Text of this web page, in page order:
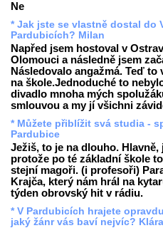
Ne
* Jak jste se vlastně dostal do
Pardubicích? Milan
Napřed jsem hostoval v
Olomouci a následně jsem
Následovalo angažmá. Teď
na škole.Jednoduché to
divadlo mnoha mých
smlouvou a my jí všichni
* Můžete přiblížit svá studia -
Pardubice
Ježiš, to je na dlouho.
protože po té základní škole
stejní magoři. (i profesoři)
Krajča, který nám hrál na
týden obrovský hit v rádiu.
* V Pardubicích hrajete
jaký žánr vás baví nejvíc?